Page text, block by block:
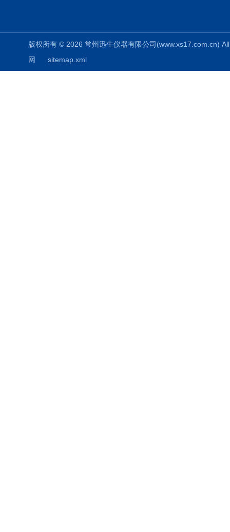
版权所有 © 2026 常州迅生仪器有限公司
网
sitemap.xml